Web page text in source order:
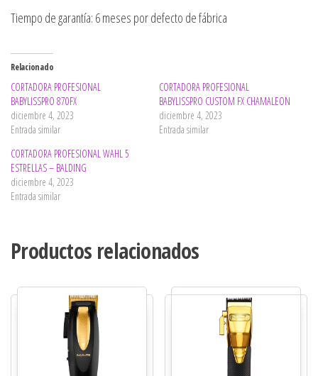
Tiempo de garantía: 6 meses por defecto de fábrica
Relacionado
CORTADORA PROFESIONAL
BABYLISSPRO 870FX
diciembre 4, 2023
Entrada similar
CORTADORA PROFESIONAL
BABYLISSPRO CUSTOM FX CHAMALEON
diciembre 4, 2023
Entrada similar
CORTADORA PROFESIONAL WAHL 5
ESTRELLAS – BALDING
diciembre 4, 2023
Entrada similar
Productos relacionados